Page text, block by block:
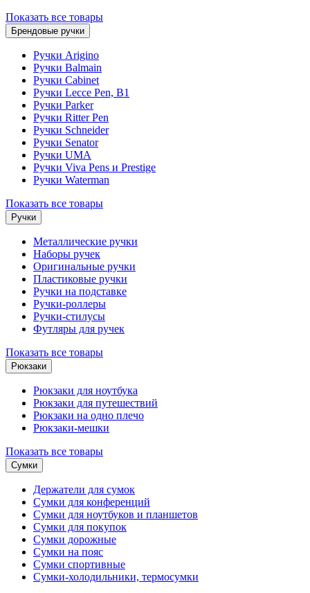
Показать все товары
Брендовые ручки
Ручки Arigino
Ручки Balmain
Ручки Cabinet
Ручки Lecce Pen, B1
Ручки Parker
Ручки Ritter Pen
Ручки Schneider
Ручки Senator
Ручки UMA
Ручки Viva Pens и Prestige
Ручки Waterman
Показать все товары
Ручки
Металлические ручки
Наборы ручек
Оригинальные ручки
Пластиковые ручки
Ручки на подставке
Ручки-роллеры
Ручки-стилусы
Футляры для ручек
Показать все товары
Рюкзаки
Рюкзаки для ноутбука
Рюкзаки для путешествий
Рюкзаки на одно плечо
Рюкзаки-мешки
Показать все товары
Сумки
Держатели для сумок
Сумки для конференций
Сумки для ноутбуков и планшетов
Сумки для покупок
Сумки дорожные
Сумки на пояс
Сумки спортивные
Сумки-холодильники, термосумки